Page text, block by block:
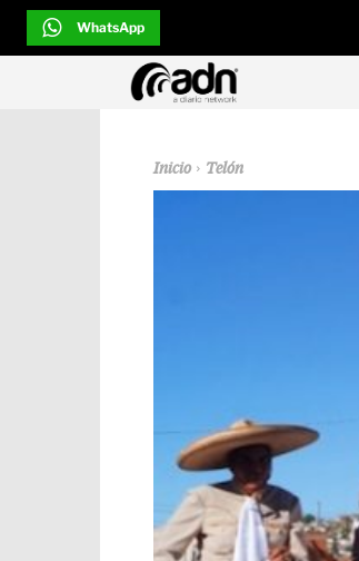
WhatsApp
Inicio Telón